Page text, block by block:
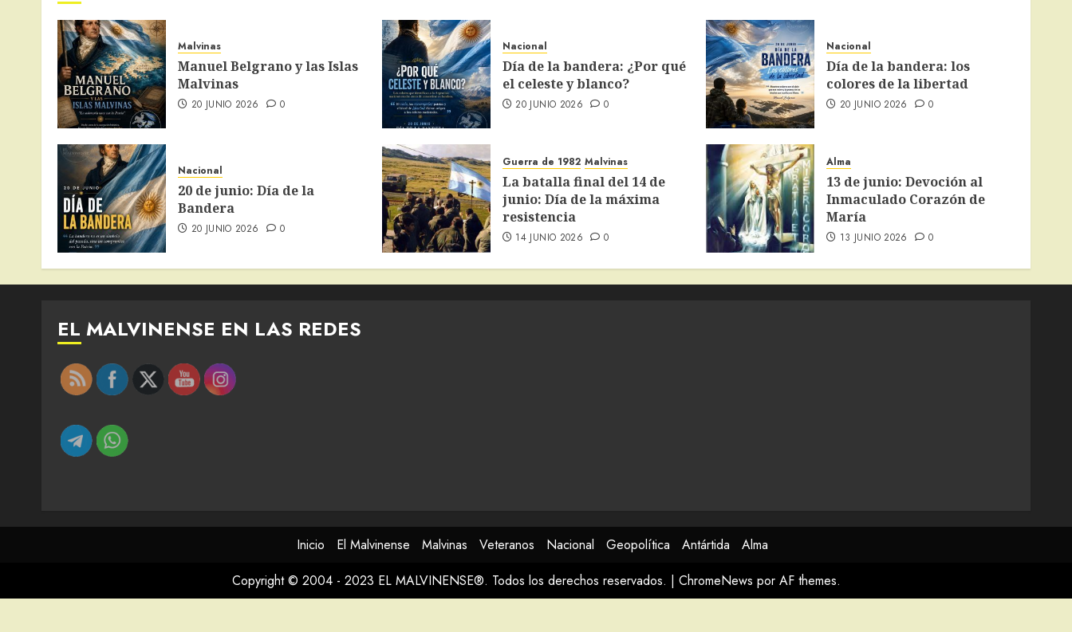
Malvinas
Manuel Belgrano y las Islas
Malvinas
20 JUNIO 2026 0
Nacional
Día de la bandera: ¿Por qué
el celeste y blanco?
20 JUNIO 2026 0
Nacional
Día de la bandera: los
colores de la libertad
20 JUNIO 2026 0
Nacional
20 de junio: Día de la
Bandera
20 JUNIO 2026 0
Guerra de 1982 Malvinas
La batalla final del 14 de
junio: Día de la máxima
resistencia
14 JUNIO 2026 0
Alma
13 de junio: Devoción al
Inmaculado Corazón de
María
13 JUNIO 2026 0
EL MALVINENSE EN LAS REDES
Inicio El Malvinense Malvinas Veteranos Nacional Geopolítica Antártida
Alma
Copyright © 2004 - 2023 EL MALVINENSE®. Todos los derechos reservados. | ChromeNews por AF themes.